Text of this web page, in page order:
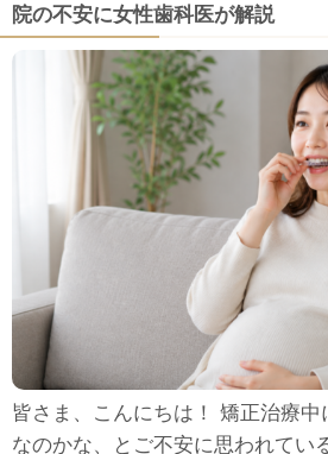
院の不安に女性歯科医が解説
皆さま、こんにちは！ 矯正治療
なのかな、とご不安に思われてい